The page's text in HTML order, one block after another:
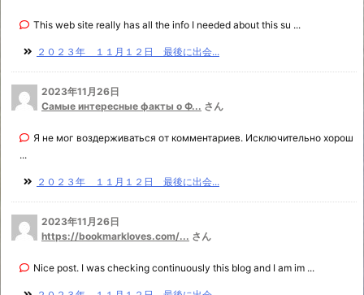
This web site really has all the info I needed about this su ...
２０２３年 １１月１２日 最後に出会...
2023年11月26日
Самые интересные факты о Ф... さん
Я не мог воздерживаться от комментариев. Исключительно хорош
...
２０２３年 １１月１２日 最後に出会...
2023年11月26日
https://bookmarkloves.com/... さん
Nice post. I was checking continuously this blog and I am im ...